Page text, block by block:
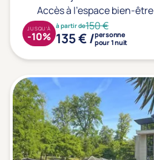
Accès à l'espace bien-être
à partir de150 €
135 € /personne
pour 1 nuit
JUSQU'À
-10%